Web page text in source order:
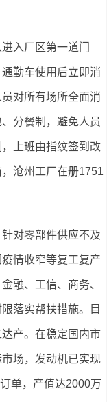
入厂区第一道门
勤车使用后立即消
对所有场所全面消
分餐制，避免人员
上班由指纹签到改
沧州工厂在册1751
对零部件供应不及
情收窄等复工复产
融、工信、商务、
落实帮扶措施。目
产。在稳定国内市
场，发动机已实现
单，产值达2000万